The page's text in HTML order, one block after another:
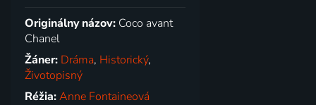
Originálny názov: Coco avant
Chanel
Žáner: Dráma, Historický,
Životopisný
Réžia:Anne Fontaineová